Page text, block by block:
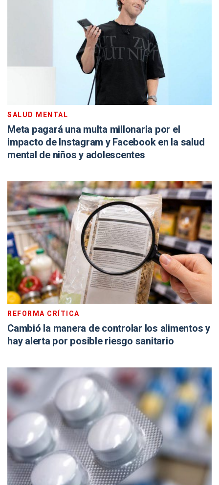
SALUD MENTAL
Meta pagará una multa millonaria por el
impacto de Instagram y Facebook en la salud
mental de niños y adolescentes
REFORMA CRÍTICA
Cambió la manera de controlar los alimentos y
hay alerta por posible riesgo sanitario